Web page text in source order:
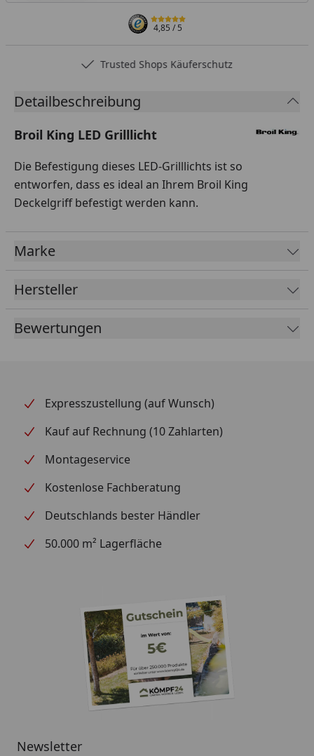
4,85/ 5
Trusted Shops Käuferschutz
Detailbeschreibung
Broil King LED Grilllicht
Die Befestigung dieses LED-Grilllichts ist so
entworfen, dass es ideal an Ihrem Broil King
Deckelgriff befestigt werden kann.
Marke
Hersteller
Bewertungen
Expresszustellung (auf Wunsch)
Kauf auf Rechnung (10 Zahlarten)
Montageservice
Kostenlose Fachberatung
Deutschlands bester Händler
50.000 m² Lagerfläche
Newsletter